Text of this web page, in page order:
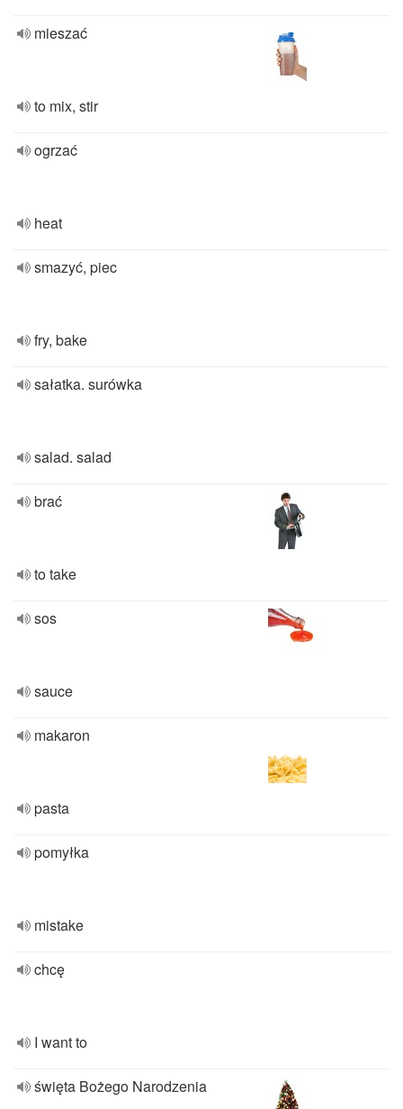
mieszać
to mix, stir
ogrzać
heat
smazyć, piec
fry, bake
sałatka. surówka
salad. salad
brać
to take
sos
sauce
makaron
pasta
pomyłka
mistake
chcę
I want to
święta Bożego Narodzenia